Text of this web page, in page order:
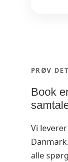
PRØV
Book
Vi
alle